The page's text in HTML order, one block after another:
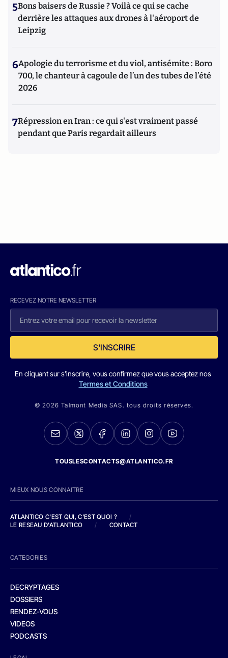
5Bons baisers de Russie ? Voilà ce qui se cache
derrière les attaques aux drones à l'aéroport de
Leipzig
6Apologie du terrorisme et du viol, antisémite : Boro
700, le chanteur à cagoule de l’un des tubes de l’été
2026
7Répression en Iran : ce qui s'est vraiment passé
pendant que Paris regardait ailleurs
RECEVEZ NOTRE NEWSLETTER
S'INSCRIRE
En cliquant sur s'inscrire, vous confirmez que vous acceptez nos
Termes et Conditions
© 2026 Talmont Media SAS. tous droits réservés.
TOUSLESCONTACTS@ATLANTICO.FR
MIEUX NOUS CONNAITRE
ATLANTICO C'EST QUI, C'EST QUOI ?
/
LE RESEAU D'ATLANTICO
/ CONTACT
CATEGORIES
DECRYPTAGES
DOSSIERS
RENDEZ-VOUS
VIDEOS
PODCASTS